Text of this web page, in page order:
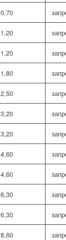
0,70
1,20
1,20
1,80
2,50
3,20
3,20
4,60
4,60
6,30
6,30
8,60